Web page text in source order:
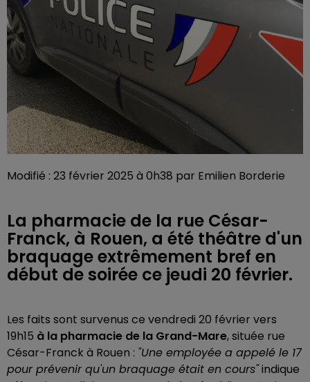
Modifié : 23 février 2025 à 0h38 par Emilien Borderie
La pharmacie de la rue César-
Franck, à Rouen, a été théâtre d'un
braquage extrêmement bref en
début de soirée ce jeudi 20 février.
Les faits sont survenus ce vendredi 20 février vers
19h15 à la pharmacie de la Grand-Mare, située rue
César-Franck à Rouen : "Une employée a appelé le 17
pour prévenir qu'un braquage était en cours"indique